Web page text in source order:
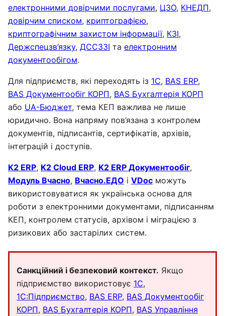
електронними довірчими послугами, ЦЗО, КНЕДП,
довірчим списком, криптографією,
криптографічним захистом інформації, КЗІ,
Держспецзв’язку, ДССЗЗІ та електронним
документообігом.
Для підприємств, які переходять із 1С, BAS ERP,
BAS Документообіг КОРП, BAS Бухгалтерія КОРП
або UA-Бюджет, тема КЕП важлива не лише
юридично. Вона напряму пов’язана з контролем
документів, підписантів, сертифікатів, архівів,
інтеграцій і доступів.
K2 ERP, K2 Cloud ERP, K2 ERP Документообіг,
Модуль Вчасно, Вчасно.ЕДО і VDoc можуть
використовуватися як українська основа для
роботи з електронними документами, підписанням
КЕП, контролем статусів, архівом і міграцією з
ризикових або застарілих систем.
Санкційний і безпековий контекст. Якщо
підприємство використовує 1С,
1С:Підприємство, BAS ERP, BAS Документообіг
КОРП, BAS Бухгалтерія КОРП, BAS Управління